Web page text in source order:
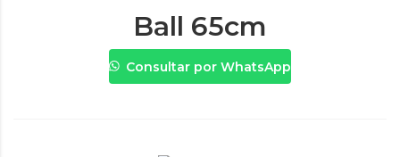
Ball 65cm
Consultar por WhatsApp